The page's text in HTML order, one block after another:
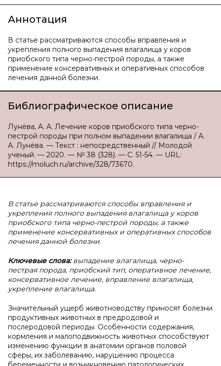
Аннотация
В статье рассматриваются способы вправления и
укрепления полного выпадения влагалища у коров
приобского типа черно-пестрой породы, а также
применение консервативных и оперативных способов
лечения данной болезни.
Библиографическое описание
Лунёва, А. А. Лечение коров приобского типа черно-
пестрой породы при полном выпадении влагалища / А.
А. Лунёва. — Текст : непосредственный // Молодой
ученый. — 2020. — № 38 (328). — С. 51-54. — URL:
https://moluch.ru/archive/328/73670.
В статье рассматриваются способы вправления и
укрепления полного выпадения влагалища у коров
приобского типа черно-пестрой породы, а также
применение консервативных и оперативных способов
лечения данной болезни.
Ключевые слова:выпадение влагалища, черно-
пестрая порода, приобский тип, оперативное лечение,
консервативное лечение, вправление влагалища,
укрепление влагалища.
Значительный ущерб животноводству приносят болезни
продуктивных животных в предродовой и
послеродовой периоды. Особенности содержания,
кормления и малоподвижность животных способствуют
изменению функции в анатомии органов половой
сферы, их заболеванию, нарушению процесса